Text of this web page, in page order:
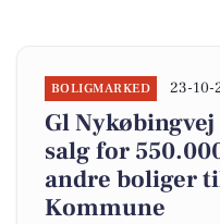
BOLIGMARKED 23-10-
Gl
salg for
andre boliger
Kommune